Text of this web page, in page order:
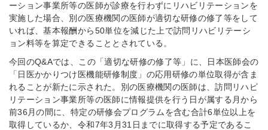
ーション事業所等の医師が診療を行わずにリハビリテーションを
実施した場合、別の医療機関の医師が適切な研修の修了等をして
いれば、基本報酬から50単位を減じた上で訪問リハビリテーシ
ョン料等を算定できることとされている。
今回のQ&Aでは、この「適切な研修の修了等」に、日本医師会の
「日医かかりつけ医機能研修制度」の応用研修の単位取得が含ま
れることが新たに示された。別の医療機関の医師は、訪問リハビ
リテーション事業所等の医師に情報提供を行う日が属する月から
前36月の間に、特定の研修会プログラムを含む合計6単位以上を
取得しているか、令和7年3月31日までに取得する予定であるこ